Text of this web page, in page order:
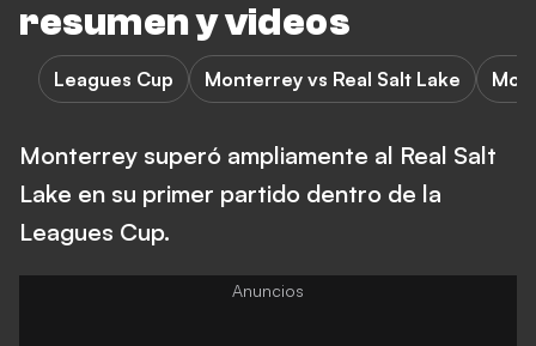
resumen y videos
Leagues Cup Monterrey vs Real Salt Lake
Monterrey superó ampliamente al Real Salt
Lake en su primer partido dentro de la
Leagues Cup.